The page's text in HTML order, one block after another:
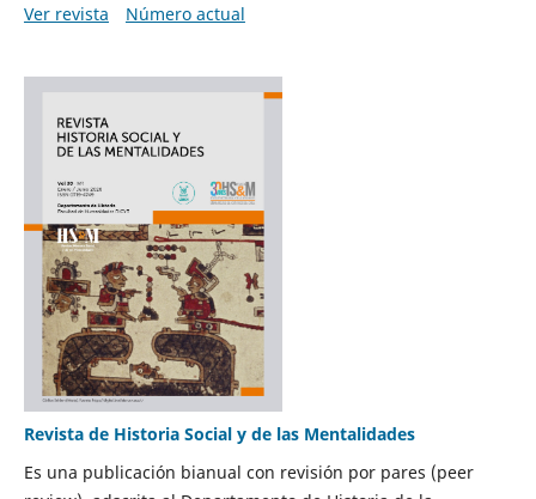
Ver revista
Número actual
Revista de Historia Social y de las Mentalidades
Es una publicación bianual con revisión por pares (peer